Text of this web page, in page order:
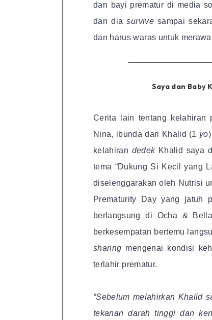
dan bayi prematur di media
dan diasurvivesampai
dan harus waras untuk
Saya dan Baby
Cerita lain tentang kelahiran
Nina, ibunda dari Khalid (1 yo
kelahiran dedek Khalid saya
tema “Dukung Si Kecil yang
diselenggarakan oleh Nutrisi
Prematurity Day yang jatuh
berlangsung di Ocha &
berkesempatan bertemu
sharing mengenai kondisi
terlahir prematur.
“Sebelum melahirkan Khalid
tekanan darah tinggi dan